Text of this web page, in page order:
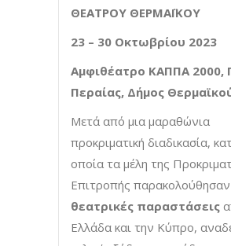
ΘΕΑΤΡΟΥ ΘΕΡΜΑΪΚΟΥ
23 – 30 Οκτωβρίου 2023
Αμφιθέατρο ΚΑΠΠΑ 2000,
Περαίας, Δήμος
Μετά από μια μαραθώνια
προκριματική διαδικασία,
οποία τα μέλη της
Επιτροπής παρακολούθησαν
θεατρικές παραστάσεις
Ελλάδα και την Κύπρο,